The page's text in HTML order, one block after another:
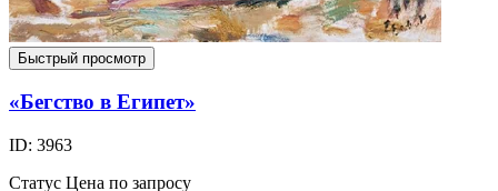
Быстрый просмотр
«Бегство в Египет»
ID: 3963
Статус Цена по запросу